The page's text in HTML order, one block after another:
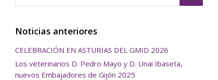
Noticias anteriores
CELEBRACIÓN EN ASTURIAS DEL GMID 2026
Los veterinarios D. Pedro Mayo y D. Unai Ibaseta,
nuevos Embajadores de Gijón 2025